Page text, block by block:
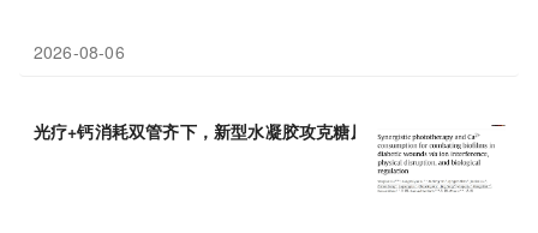
2026-08-06
光疗+钙消耗双管齐下，新型水凝胶攻克糖尿病感染创面顽疾